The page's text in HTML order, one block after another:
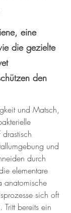
eine
die gezielte
den
und Matsch,
und
durch
elementare
anatomische
sich oft
bereits ein